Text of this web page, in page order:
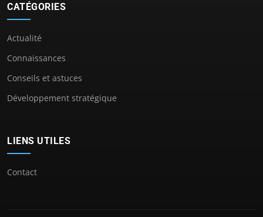
CATÉGORIES
Actualité
Connaissances
Conseils et astuces
Développement stratégique
LIENS UTILES
Contact